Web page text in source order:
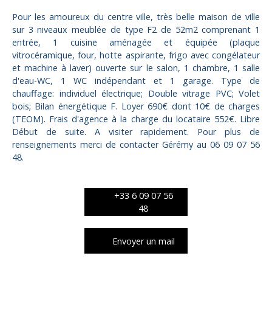
Pour les amoureux du centre ville, très belle maison de ville
sur 3 niveaux meublée de type F2 de 52m2 comprenant 1
entrée, 1 cuisine aménagée et équipée (plaque
vitrocéramique, four, hotte aspirante, frigo avec congélateur
et machine à laver) ouverte sur le salon, 1 chambre, 1 salle
d'eau-WC, 1 WC indépendant et 1 garage. Type de
chauffage: individuel électrique; Double vitrage PVC; Volet
bois; Bilan énergétique F. Loyer 690€ dont 10€ de charges
(TEOM). Frais d'agence à la charge du locataire 552€. Libre
Début de suite. A visiter rapidement. Pour plus de
renseignements merci de contacter Gérémy au 06 09 07 56
48.
+33 6 09 07 56
48
Envoyer un mail